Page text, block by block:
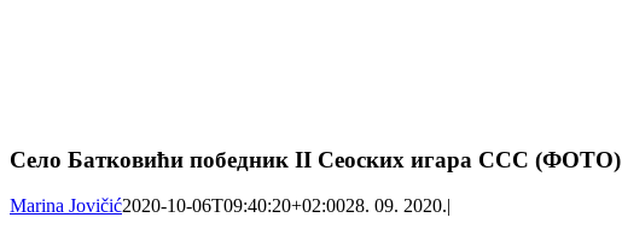
Село Батковићи победник II Сеоских игара ССС (ФОТО)
Marina Jovičić2020-10-06T09:40:20+02:0028. 09. 2020.|